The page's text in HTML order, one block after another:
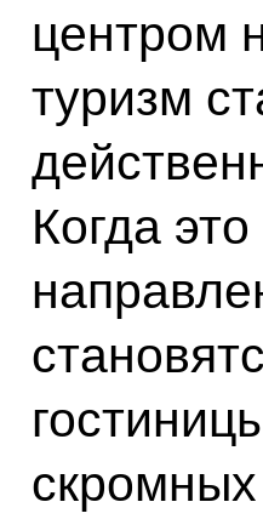
центром
туризм
Когда